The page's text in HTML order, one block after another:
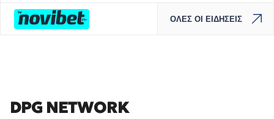
ΟΛΕΣ ΟΙ ΕΙΔΗΣΕΙΣ
DPG NETWORK